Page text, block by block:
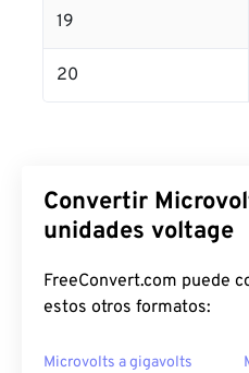
19
20
Convertir
unidades voltage
FreeConvert.com puede
estos otros formatos:
Microvolts a gigavolts